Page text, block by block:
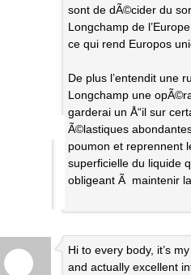
sont de dÃ©cider du
Longchamp de
ce qui rend Europos
De plus l’entendit une
Longchamp une
garderai un Å“il sur
Ã©lastiques
poumon et reprennent
superficielle du liquide
obligeant Ã maintenir
Hi to every body, it’s
and actually excellent